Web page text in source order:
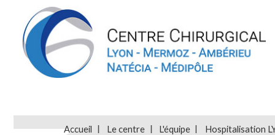
Accueil Le centre L'équipe Hospitalisation